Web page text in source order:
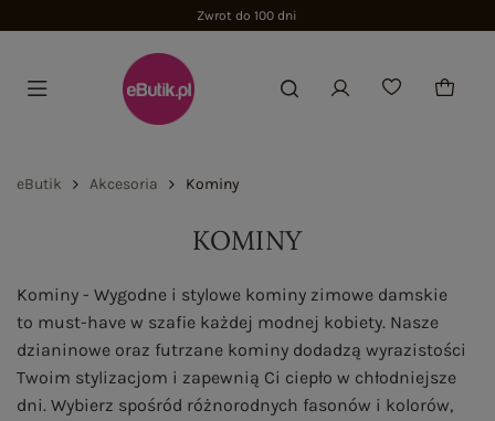
eButik Akcesoria Kominy
KOMINY
Kominy - Wygodne i stylowe kominy zimowe damskie
to must-have w szafie każdej modnej kobiety. Nasze
dzianinowe oraz futrzane kominy dodadzą wyrazistości
Twoim stylizacjom i zapewnią Ci ciepło w chłodniejsze
dni. Wybierz spośród różnorodnych fasonów i kolorów,